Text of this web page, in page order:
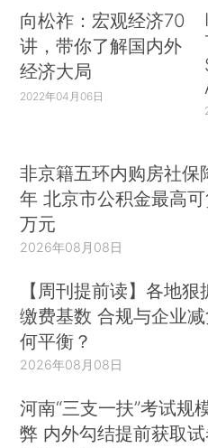
向松祚：宏观经济70
讲，带你了解国内外
经济大局
2022年04月06日
非京籍五环内购房社保
年 北京市公积金最高
万元
2026年08月08日
【周刊提前读】各地狠
缴费基数 合规与企业
何平衡？
2026年08月08日
河南“三支一扶”考试规
弊 内外勾结提前获取